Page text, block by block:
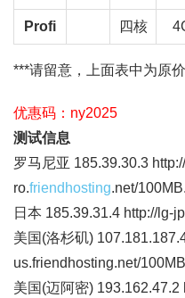
Profi 四核
***请留意，上面表中为原
优惠码：ny2025
测试信息
罗马尼亚 185.39.30.3
ro.friendhosting.net/
日本 185.39.31.4 http://lg-
美国(洛杉矶)
us.friendhosting.net/
美国(迈阿密) 193.162.47.2